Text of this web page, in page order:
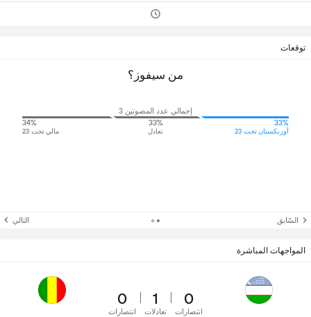
توقعات
من سيفوز؟
إجمالي عدد المصوتين 3
33%
أوزبكستان تحت 23
33%
تعادل
34%
مالي تحت 23
السّابق التالي
المواجهات المباشرة
0
انتصارات
1
تعادلات
0
انتصارات